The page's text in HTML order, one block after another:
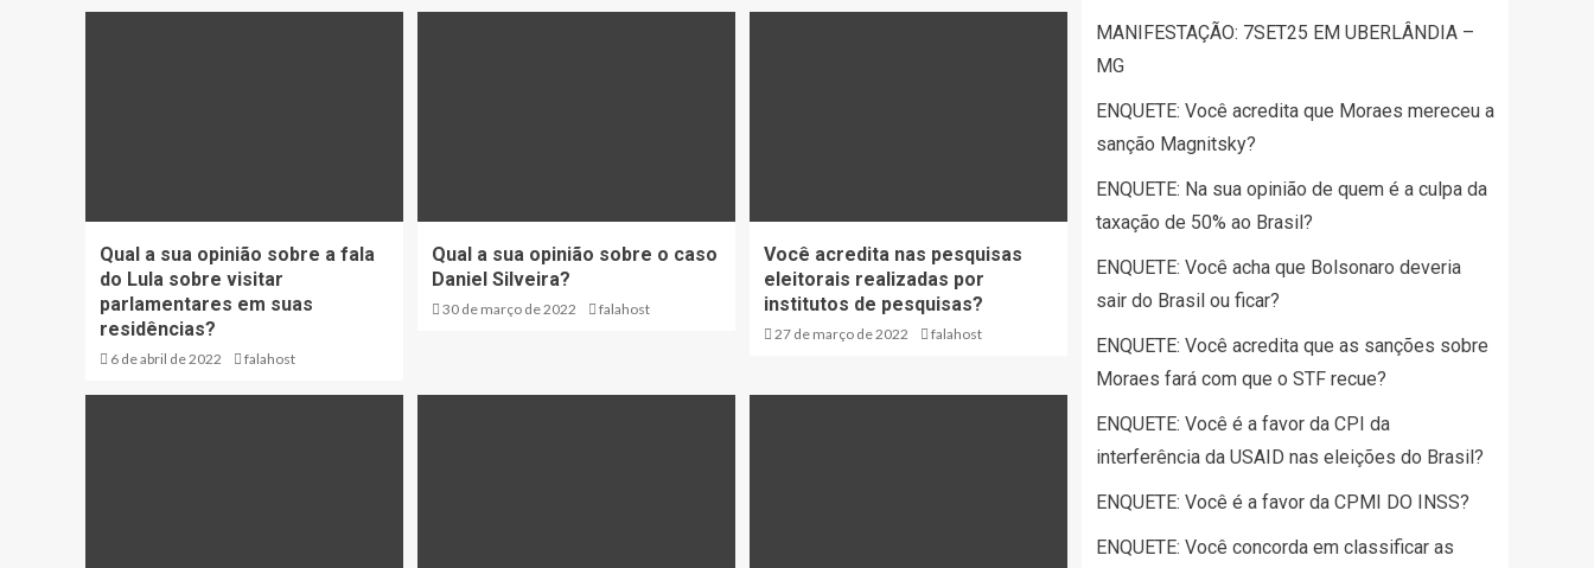
Qual a sua opinião sobre a fala
do Lula sobre visitar
parlamentares em suas
residências?
6 de abril de 2022 falahost
Qual a sua opinião sobre o caso
Daniel Silveira?
30 de março de 2022 falahost
Você acredita nas pesquisas
eleitorais realizadas por
institutos de pesquisas?
27 de março de 2022 falahost
MANIFESTAÇÃO: 7SET25 EM UBERLÂNDIA –
MG
ENQUETE: Você acredita que Moraes mereceu a
sanção Magnitsky?
ENQUETE: Na sua opinião de quem é a culpa da
taxação de 50% ao Brasil?
ENQUETE: Você acha que Bolsonaro deveria
sair do Brasil ou ficar?
ENQUETE: Você acredita que as sanções sobre
Moraes fará com que o STF recue?
ENQUETE: Você é a favor da CPI da
interferência da USAID nas eleições do Brasil?
ENQUETE: Você é a favor da CPMI DO INSS?
ENQUETE: Você concorda em classificar as